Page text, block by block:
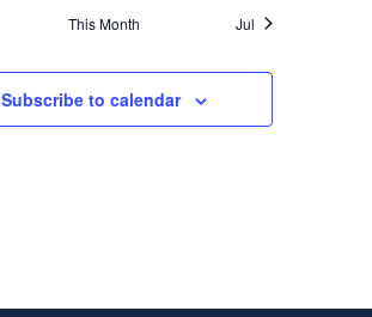
This Month Jul
Subscribe to calendar